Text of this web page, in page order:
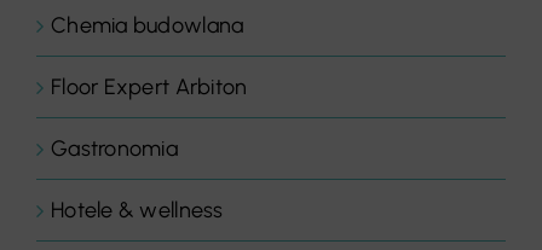
Chemia budowlana
Floor Expert Arbiton
Gastronomia
Hotele & wellness